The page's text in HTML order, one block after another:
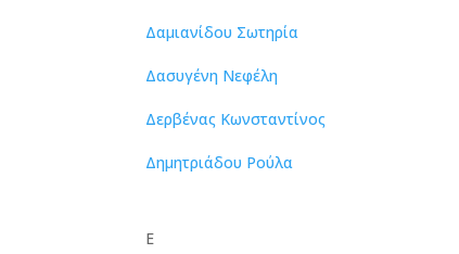
Δαμιανίδου Σωτηρία
Δασυγένη Νεφέλη
Δερβένας Κωνσταντίνος
Δημητριάδου Ρούλα
Ε